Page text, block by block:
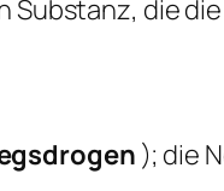
Substanz, die
); die